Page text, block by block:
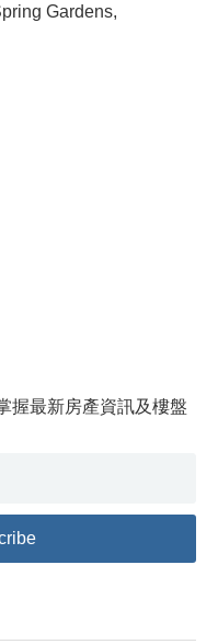
Gardens,
握最新房產資訊及樓盤